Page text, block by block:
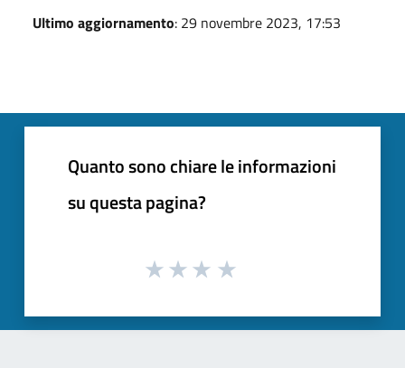
Ultimo aggiornamento: 29 novembre 2023, 17:53
Quanto sono chiare le informazioni
su questa pagina?